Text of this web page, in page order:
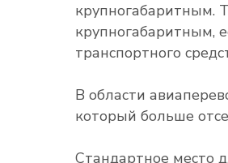
крупногабаритным.
крупногабаритным,
транспортного
В области
который больше
Стандартное место